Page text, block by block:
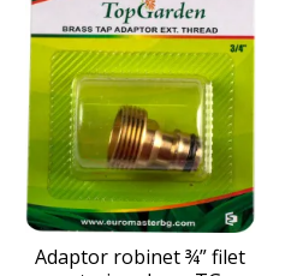
Adaptor robinet ¾” filet